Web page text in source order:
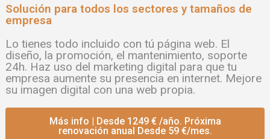
Solución para todos los sectores y tamaños de
empresa
Lo tienes todo incluido con tú página web. El
diseño, la promoción, el mantenimiento, soporte
24h. Haz uso del marketing digital para que tu
empresa aumente su presencia en internet. Mejore
su imagen digital con una web propia.
Más info | Desde 1249 € /año. Próxima
renovación anual Desde 59 €/mes.